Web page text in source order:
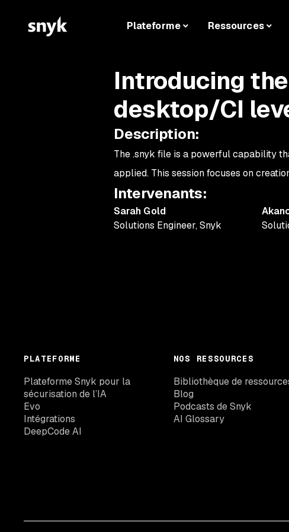
Plateforme Ressources
Introducing
desktop/CI
Description:
The .snyk file is a powerful capability
applied. This session focuses on
Intervenants:
Sarah Gold
Solutions Engineer,Snyk
PLATEFORME
Plateforme Snyk pour la
sécurisation de l’IA
Evo
Intégrations
DeepCode AI
NOS RESSOURCES
Bibliothèque de
Blog
Podcasts de Snyk
AI Glossary